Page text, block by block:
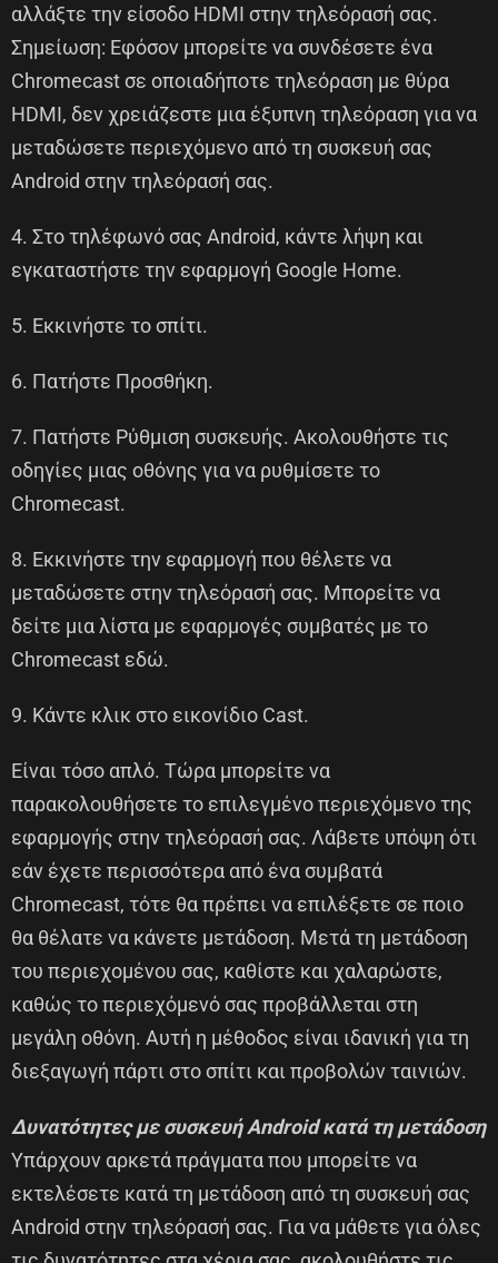
αλλάξτε την είσοδο HDMI στην τηλεόρασή σας.
Σημείωση: Εφόσον μπορείτε να συνδέσετε ένα
Chromecast σε οποιαδήποτε τηλεόραση με θύρα
HDMI, δεν χρειάζεστε μια έξυπνη τηλεόραση για να
μεταδώσετε περιεχόμενο από τη συσκευή σας
Android στην τηλεόρασή σας.
4. Στο τηλέφωνό σας Android, κάντε λήψη και
εγκαταστήστε την εφαρμογή Google Home.
5. Εκκινήστε το σπίτι.
6. Πατήστε Προσθήκη.
7. Πατήστε Ρύθμιση συσκευής. Ακολουθήστε τις
οδηγίες μιας οθόνης για να ρυθμίσετε το
Chromecast.
8. Εκκινήστε την εφαρμογή που θέλετε να
μεταδώσετε στην τηλεόρασή σας. Μπορείτε να
δείτε μια λίστα με εφαρμογές συμβατές με το
Chromecast εδώ.
9. Κάντε κλικ στο εικονίδιο Cast.
Είναι τόσο απλό. Τώρα μπορείτε να
παρακολουθήσετε το επιλεγμένο περιεχόμενο της
εφαρμογής στην τηλεόρασή σας. Λάβετε υπόψη ότι
εάν έχετε περισσότερα από ένα συμβατά
Chromecast, τότε θα πρέπει να επιλέξετε σε ποιο
θα θέλατε να κάνετε μετάδοση. Μετά τη μετάδοση
του περιεχομένου σας, καθίστε και χαλαρώστε,
καθώς το περιεχόμενό σας προβάλλεται στη
μεγάλη οθόνη. Αυτή η μέθοδος είναι ιδανική για τη
διεξαγωγή πάρτι στο σπίτι και προβολών ταινιών.
Δυνατότητες με συσκευή Android κατά τη μετάδοση
Υπάρχουν αρκετά πράγματα που μπορείτε να
εκτελέσετε κατά τη μετάδοση από τη συσκευή σας
Android στην τηλεόρασή σας. Για να μάθετε για όλες